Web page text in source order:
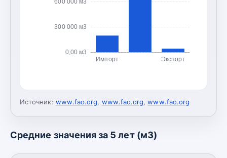
0,00 м3
300 000 м3
Импорт Экспорт
Источник: www.fao.org, www.fao.org,www.fao.org
Средние значения за 5 лет (м3)